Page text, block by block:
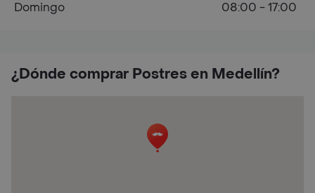
¿Dónde comprar Postres en Medellín?
Domingo
08:00 - 17:00